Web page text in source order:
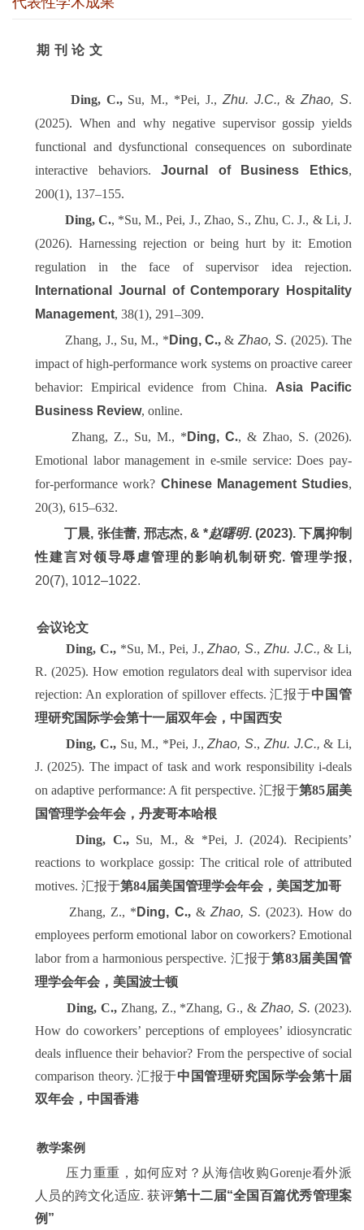
期刊论文
Ding, C., Su, M., *Pei, J., Zhu. J.C., &Zhao, S.
(2025). When and why negative supervisor gossip yields
functional and dysfunctional consequences on subordinate
interactive behaviors.Journal of Business Ethics,
200(1), 137–155.
Ding, C., *Su, M., Pei, J., Zhao, S., Zhu, C. J., & Li, J.
(2026). Harnessing rejection or being hurt by it: Emotion
regulation in the face of supervisor idea rejection.
International Journal of Contemporary Hospitality
Management, 38(1), 291–309.
Zhang, J., Su, M., * Ding, C.,& Zhao, S. (2025). The
impact of high-performance work systems on proactive career
behavior: Empirical evidence from China. Asia Pacific
Business Review, online.
Zhang, Z., Su, M., * Ding, C., & Zhao, S. (2026).
Emotional labor management in e-smile service: Does pay-
for-performance work? Chinese Management Studies,
20(3), 615–632.
丁晨, 张佳蕾, 邢志杰, & *赵曙明. (2023). 下属抑制
性建言对领导辱虐管理的影响机制研究. 管理学报,
20(7), 1012–1022.
会议论文
Ding, C., *Su, M., Pei, J.,Zhao, S., Zhu. J.C.,& Li,
R. (2025). How emotion regulators deal with supervisor idea
rejection: An exploration of spillover effects.汇报于中国管
理研究国际学会第十一届双年会 ， 中国西安
Ding, C.,Su, M., *Pei, J.,Zhao, S., Zhu. J.C.,& Li,
J. (2025). The impact of task and work responsibility i-deals
on adaptive performance: A fit perspective. 汇报于第85届美
国管理学会年会 ， 丹麦哥本哈根
Ding, C., Su, M., & *Pei, J. (2024). Recipients’
reactions to workplace gossip: The critical role of attributed
motives. 汇报于第84届美国管理学会年会 ， 美国芝加哥
Zhang, Z., * Ding, C., & Zhao, S. (2023). How do
employees perform emotional labor on coworkers? Emotional
labor from a harmonious perspective.汇报于第83届美国管
理学会年会，美国波士顿
Ding, C., Zhang, Z., *Zhang, G., &Zhao, S. (2023).
How do coworkers’ perceptions of employees’ idiosyncratic
deals influence their behavior? From the perspective of social
comparison theory.汇报于中国管理研究国际学会第十届
双年会 ，中国香港
教学案例
压力重重，如何应对？从海信收购Gorenje看外派
人员的跨文化适应. 获评第十二届“全国百篇优秀管理案
例”